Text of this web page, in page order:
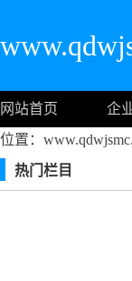
网站首页 企
位置：
热门栏目